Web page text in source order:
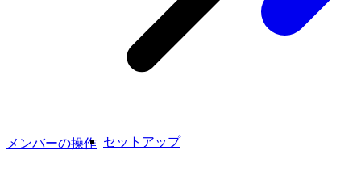
セットアップ
メンバーの操作